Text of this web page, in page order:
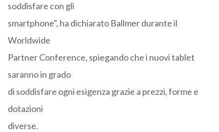
soddisfare con gli
smartphone", ha dichiarato Ballmer durante il
Worldwide
Partner Conference, spiegando che i nuovi tablet
saranno in grado
di soddisfare ogni esigenza grazie a prezzi, forme e
dotazioni
diverse.